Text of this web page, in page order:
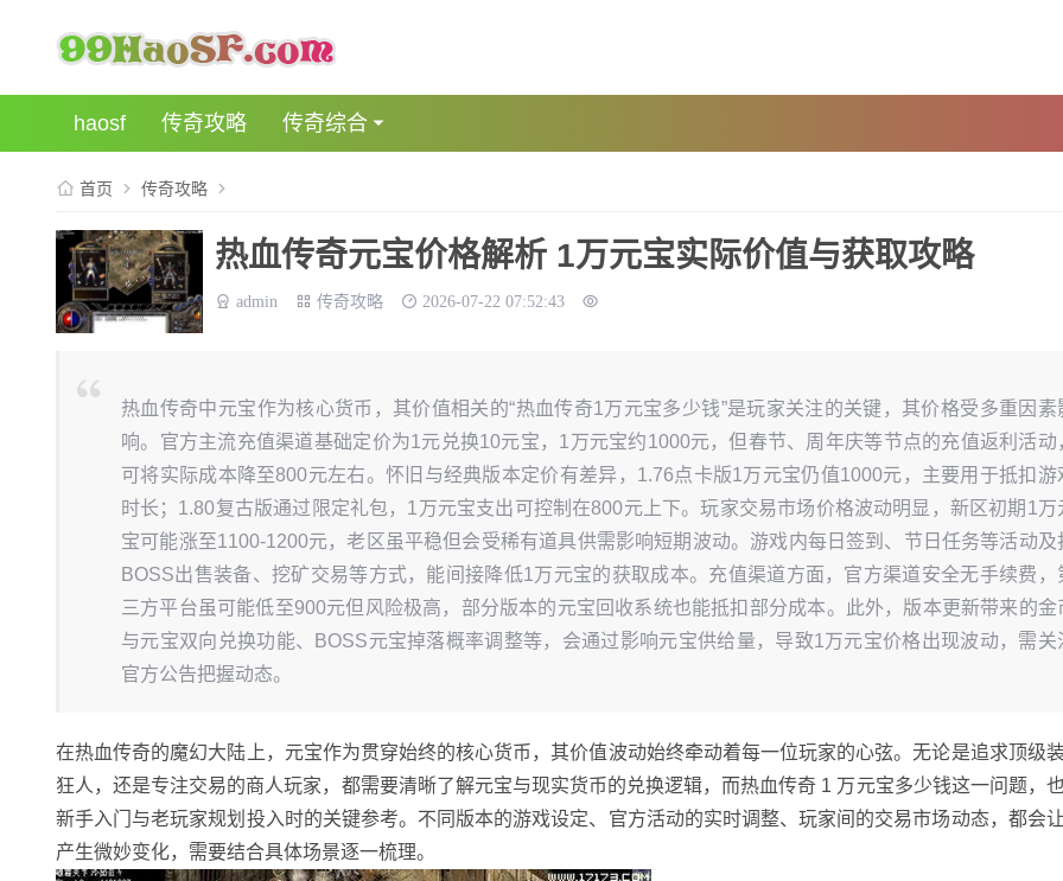
haosf 传奇攻略 传奇综合
首页 传奇攻略
热血传奇元宝价格解析 1万元宝实际价值与获取攻略
admin 传奇攻略 2026-07-22 07:52:43
热血传奇中元宝作为核心货币，其价值相关的“热血传奇1万元宝多少钱”是玩家关注的关键，其价格受多重因素
响。官方主流充值渠道基础定价为1元兑换10元宝，1万元宝约1000元，但春节、周年庆等节点的充值返利活动
可将实际成本降至800元左右。怀旧与经典版本定价有差异，1.76点卡版1万元宝仍值1000元，主要用于抵扣游
时长；1.80复古版通过限定礼包，1万元宝支出可控制在800元上下。玩家交易市场价格波动明显，新区初期1万
宝可能涨至1100-1200元，老区虽平稳但会受稀有道具供需影响短期波动。游戏内每日签到、节日任务等活动及
BOSS出售装备、挖矿交易等方式，能间接降低1万元宝的获取成本。充值渠道方面，官方渠道安全无手续费，
三方平台虽可能低至900元但风险极高，部分版本的元宝回收系统也能抵扣部分成本。此外，版本更新带来的金
与元宝双向兑换功能、BOSS元宝掉落概率调整等，会通过影响元宝供给量，导致1万元宝价格出现波动，需关
官方公告把握动态。
在热血传奇的魔幻大陆上，元宝作为贯穿始终的核心货币，其价值波动始终牵动着每一位玩家的心弦。无论是追求顶级
狂人，还是专注交易的商人玩家，都需要清晰了解元宝与现实货币的兑换逻辑，而热血传奇 1 万元宝多少钱这一问题，
新手入门与老玩家规划投入时的关键参考。不同版本的游戏设定、官方活动的实时调整、玩家间的交易市场动态，都会
产生微妙变化，需要结合具体场景逐一梳理。